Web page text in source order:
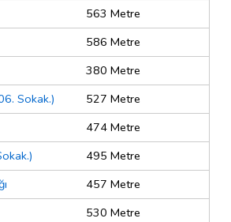
563 Metre
586 Metre
380 Metre
Sokak.)
527 Metre
474 Metre
495 Metre
457 Metre
530 Metre